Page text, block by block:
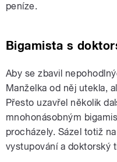
peníze.
Bigamista s
Aby se zbavil
Manželka od něj utekla,
Přesto uzavřel několik
mnohonásobným
procházely. Sázel totiž
vystupování a doktorský